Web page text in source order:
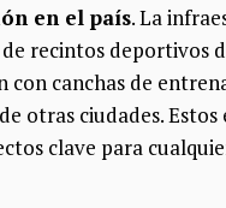
en el país. La
recintos deportivos
con canchas de
otras ciudades.
clave para